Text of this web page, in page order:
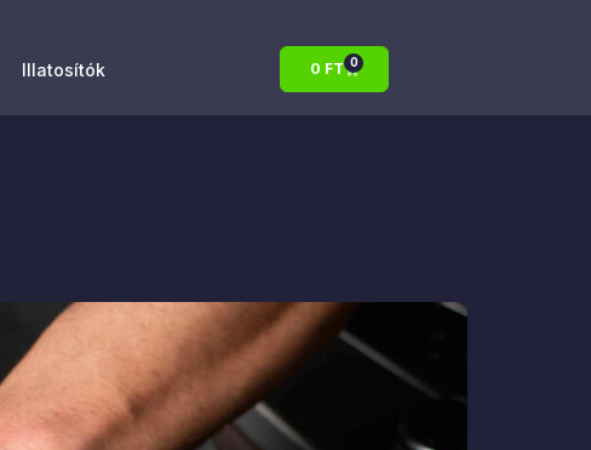
Illatosítók 0 FT 0